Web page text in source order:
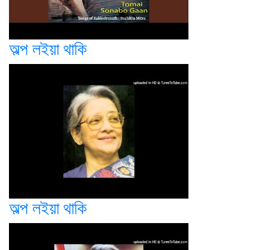
অল্প লইয়া থাকি
অল্প লইয়া থাকি